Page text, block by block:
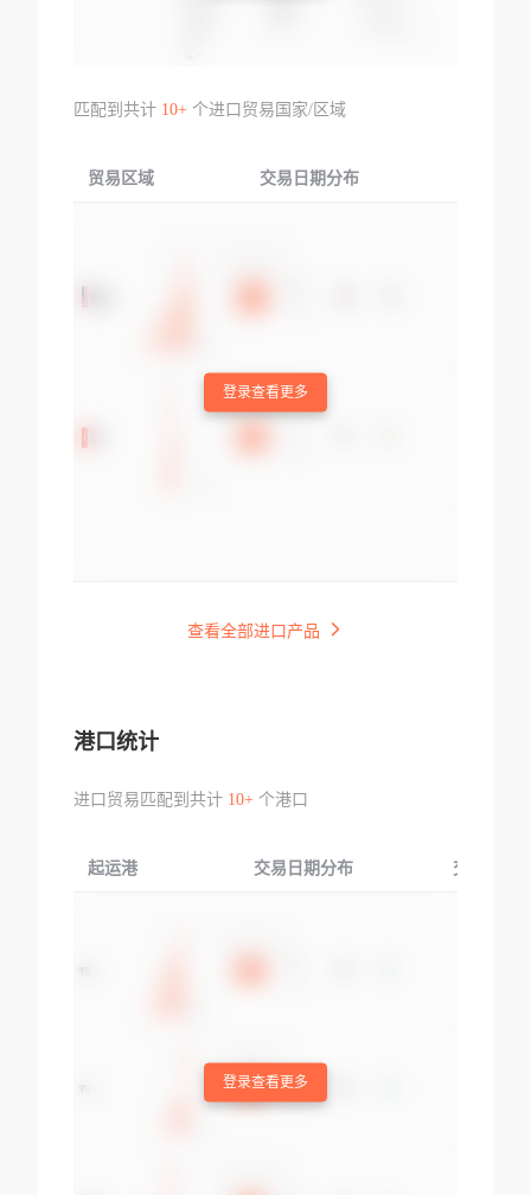
匹配到共计 10+个进口贸易国家/区域
贸易区域 交易日期分布
登录查看更多
查看全部进口产品
港口统计
进口贸易匹配到共计 10+个港口
起运港 交易日期分布 交易产品
登录查看更多